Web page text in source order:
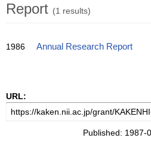
Report (1 results)
1986 Annual Research Report
URL:
Published: